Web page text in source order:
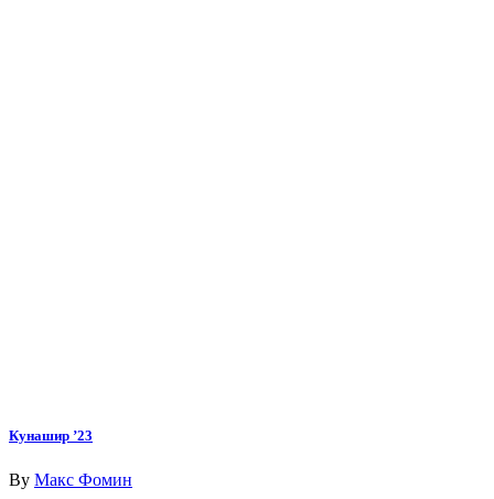
Кунашир ’23
By Макс Фомин